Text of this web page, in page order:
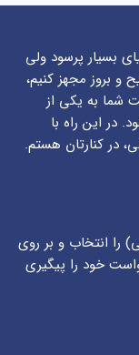
بسیار پرسود ولی
بروز مجهز کنیم،
شما به یکی از
در این راه با
در کنارتان هستم.
) را انتخاب و بر روی
خود را پیگیری